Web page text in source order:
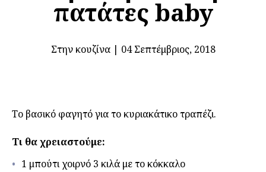
πατάτες baby
Στην κουζίνα| 04 Σεπτέμβριος, 2018
Το βασικό φαγητό για το κυριακάτικο τραπέζι.
Τι θα χρειαστούμε:
1 μπούτι χοιρνό 3 κιλά με το κόκκαλο